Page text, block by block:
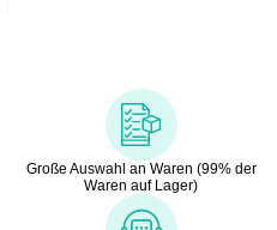
Große Auswahl an Waren (99% der
Waren auf Lager)